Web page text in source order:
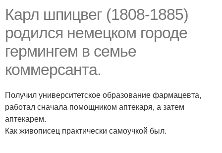
Карл шпицвег (1808-1885)
родился немецком городе
гермингем в семье
коммерсанта.
Получил университетское образование фармацевта,
работал сначала помощником аптекаря, а затем
аптекарем.
Как живописец практически самоучкой был.